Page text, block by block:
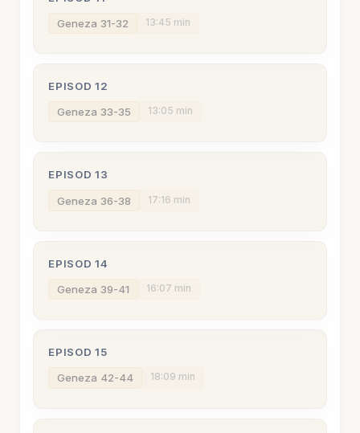
Geneza 31-32 13:45 min
EPISOD 12
Geneza 33-35 13:05 min
EPISOD 13
Geneza 36-38 17:16 min
EPISOD 14
Geneza 39-41 16:07 min
EPISOD 15
Geneza 42-44 18:09 min